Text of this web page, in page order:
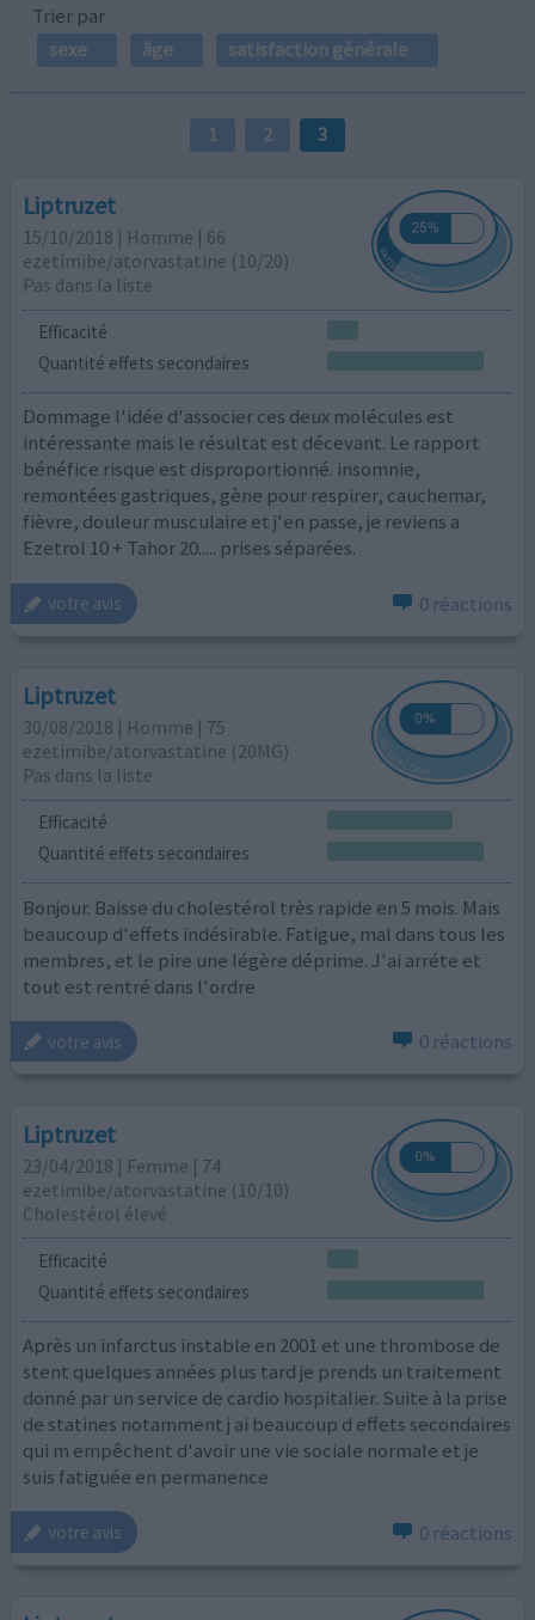
Trier par
sexe
âge satisfaction générale
1 2 3
Liptruzet
15/10/2018 | Homme | 66
ezetimibe/atorvastatine (10/20)
Pas dans la liste
Efficacité
Quantité effets secondaires
Dommage l'idée d'associer ces deux molécules est
intéressante mais le résultat est décevant. Le rapport
bénéfice risque est disproportionné. insomnie,
remontées gastriques, gène pour respirer, cauchemar,
fièvre, douleur musculaire et j'en passe, je reviens a
Ezetrol 10 + Tahor 20..... prises séparées.
votre avis 0 réactions
Liptruzet
30/08/2018 | Homme | 75
ezetimibe/atorvastatine (20MG)
Pas dans la liste
Efficacité
Quantité effets secondaires
Bonjour. Baisse du cholestérol très rapide en 5 mois. Mais
beaucoup d'effets indésirable. Fatigue, mal dans tous les
membres, et le pire une légère déprime. J'ai arréte et
tout est rentré dans l'ordre
votre avis 0 réactions
Liptruzet
23/04/2018 | Femme | 74
ezetimibe/atorvastatine (10/10)
Cholestérol élevé
Efficacité
Quantité effets secondaires
Après un infarctus instable en 2001 et une thrombose de
stent quelques années plus tard je prends un traitement
donné par un service de cardio hospitalier. Suite à la prise
de statines notamment j ai beaucoup d effets secondaires
qui m empêchent d'avoir une vie sociale normale et je
suis fatiguée en permanence
votre avis 0 réactions